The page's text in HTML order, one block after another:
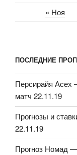
« Ноя
ПОСЛЕДНИЕ
Персирайя Асех
матч 22.11.19
Прогнозы и
22.11.19
Прогноз Номад —